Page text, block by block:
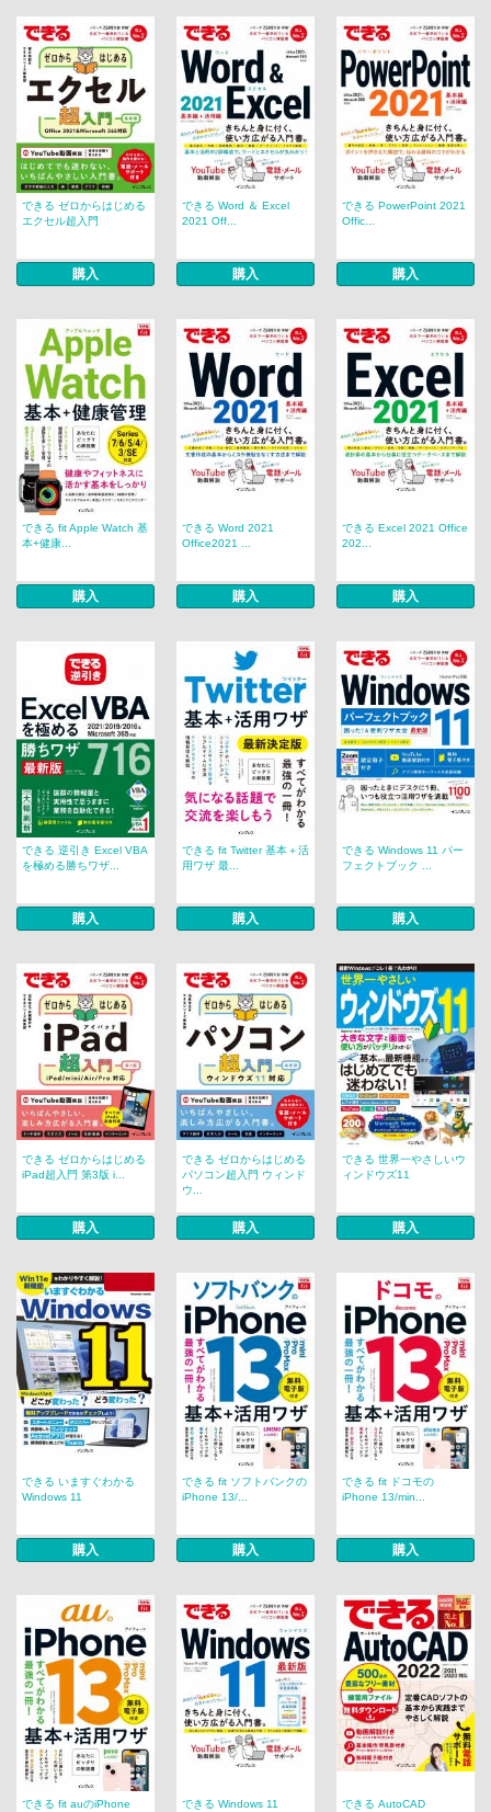
できる ゼロからはじめる
エクセル超入門
購入
できる Word ＆ Excel
2021 Off...
購入
できる PowerPoint 2021
Offic...
購入
できる fit Apple Watch 基
本+健康...
購入
できる Word 2021
Office2021 ...
購入
できる Excel 2021 Office
202...
購入
できる 逆引き Excel VBA
を極める勝ちワザ...
購入
できる fit Twitter 基本＋活
用ワザ 最...
購入
できる Windows 11 パー
フェクトブック ...
購入
できる ゼロからはじめる
iPad超入門 第3版 i...
購入
できる ゼロからはじめる
パソコン超入門 ウィンド
ウ...
購入
できる 世界一やさしいウ
ィンドウズ11
購入
できる いますぐわかる
Windows 11
購入
できる fit ソフトバンクの
iPhone 13/...
購入
できる fit ドコモの
iPhone 13/min...
購入
できる fit auのiPhone
できる Windows 11
できる AutoCAD